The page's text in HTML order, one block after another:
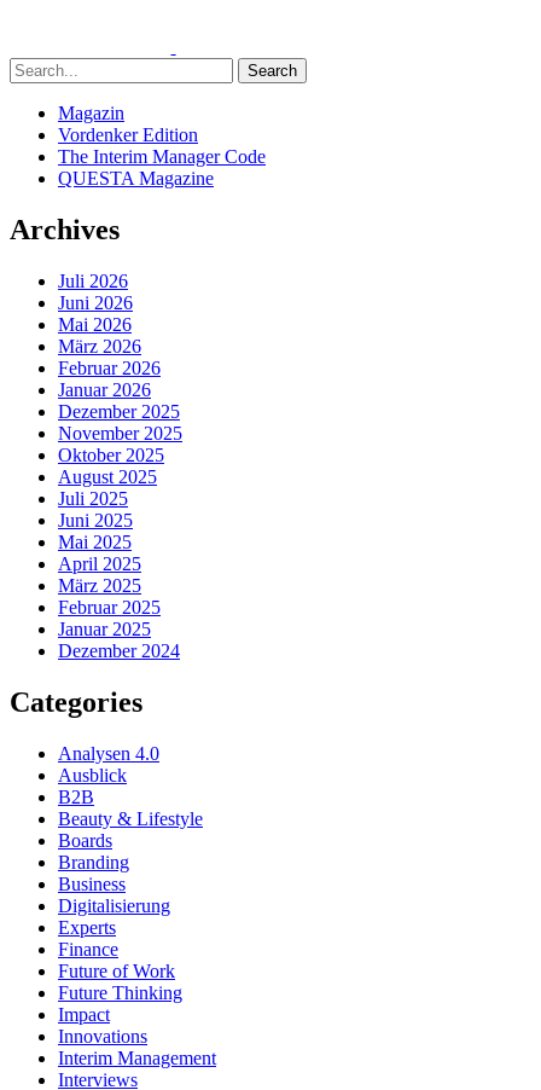
Search
Magazin
Vordenker Edition
The Interim Manager Code
QUESTA Magazine
Archives
Juli 2026
Juni 2026
Mai 2026
März 2026
Februar 2026
Januar 2026
Dezember 2025
November 2025
Oktober 2025
August 2025
Juli 2025
Juni 2025
Mai 2025
April 2025
März 2025
Februar 2025
Januar 2025
Dezember 2024
Categories
Analysen 4.0
Ausblick
B2B
Beauty & Lifestyle
Boards
Branding
Business
Digitalisierung
Experts
Finance
Future of Work
Future Thinking
Impact
Innovations
Interim Management
Interviews